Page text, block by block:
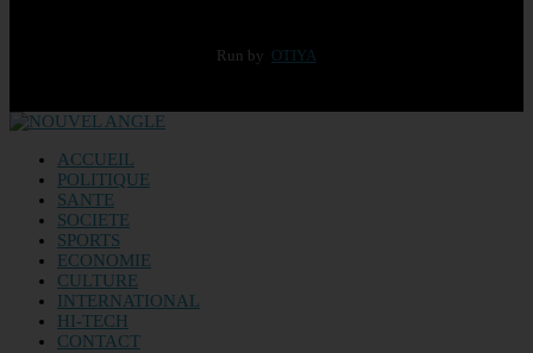
Run by OTIYA
ACCUEIL
POLITIQUE
SANTE
SOCIETE
SPORTS
ECONOMIE
CULTURE
INTERNATIONAL
HI-TECH
CONTACT